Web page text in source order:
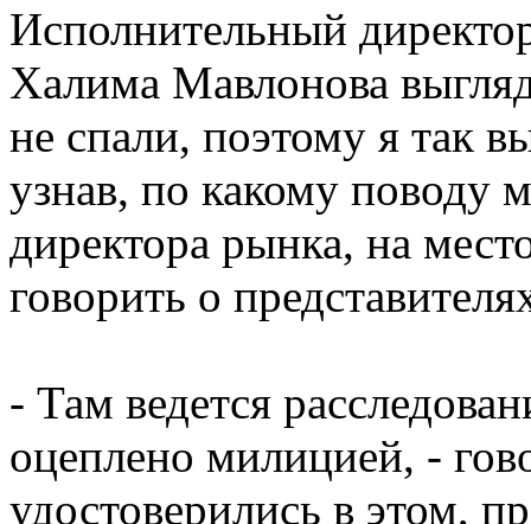
Исполнительный
Халима Мавлонова
не спали, поэтому я так
узнав, по какому поводу
директора рынка, на
говорить о
- Там ведется
оцеплено милицией, -
удостоверились в этом,